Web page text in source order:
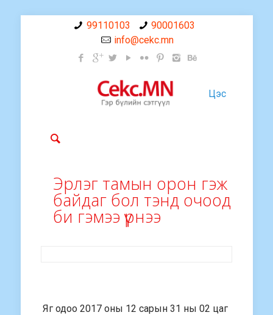
99110103
90001603
info@cekc.mn
Цэс
Эрлэг тамын орон гэж
байдаг бол тэнд очоод
би гэмээ үүрнээ
Яг одоо 2017 оны 12 сарын 31 ны 02 цаг